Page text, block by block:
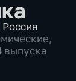
Россия
,
выпуска